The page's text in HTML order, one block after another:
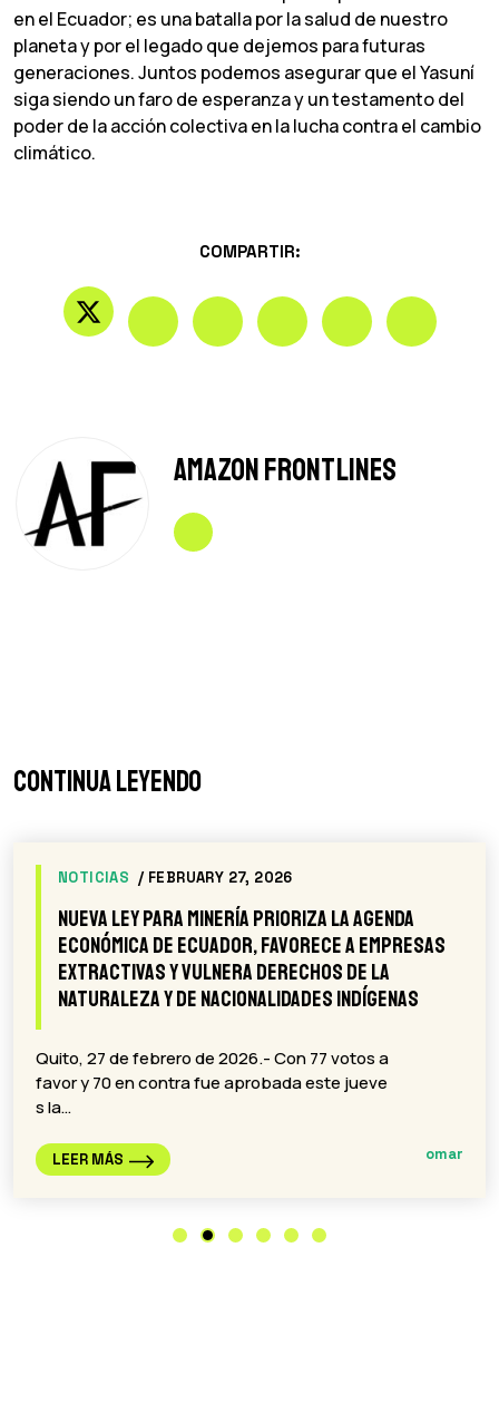
en el Ecuador; es una batalla por la salud de nuestro
planeta y por el legado que dejemos para futuras
generaciones. Juntos podemos asegurar que el Yasuní
siga siendo un faro de esperanza y un testamento del
poder de la acción colectiva en la lucha contra el cambio
climático.
COMPARTIR:
Amazon Frontlines
Continua leyendo
COMUNICADOS DE PRENSA / NOVEMBER 20, 2025
Mientras Ecuador presume su plan
petrolero en la COP30, líderes indígenas y
celebridades repiten: “Noboa, The Amazon Is
Not For Sale”
Belém de Pará, Brasil, 20 de noviembre de 202
5.- Con una serie de proyecciones nocturnas
en edificios icónicos de la…
LEER MÁS Amazon Frontlines